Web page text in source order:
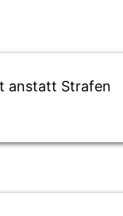
anstatt Strafen